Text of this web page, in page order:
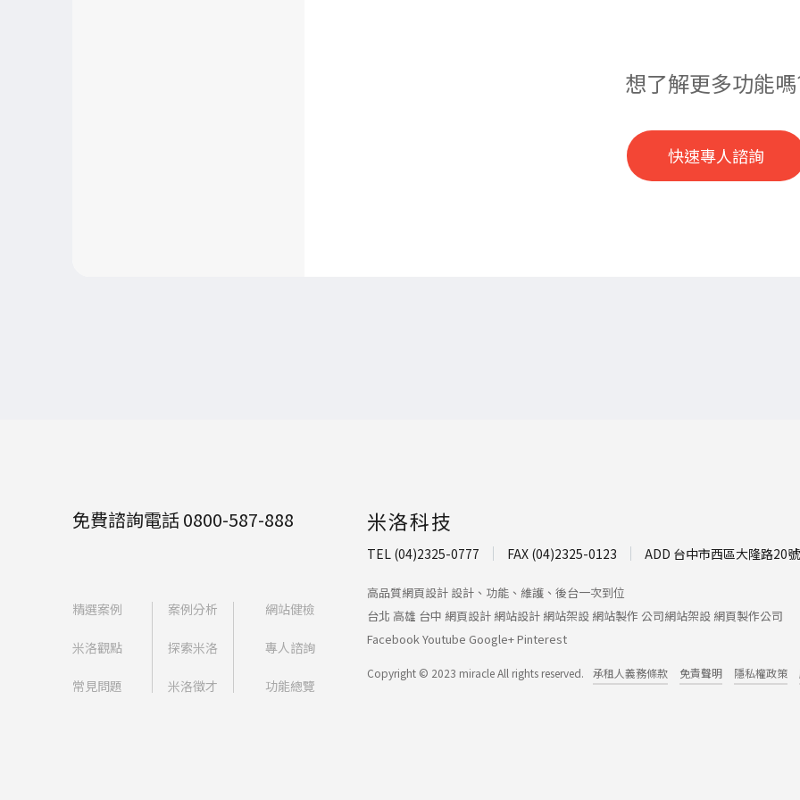
想了解更多功能
快速專人諮詢
免費諮詢電話 0800-587-888
精選案例 案例分析 網站健檢
米洛觀點 探索米洛 專人諮詢
常見問題 米洛徵才 功能總覽
米洛科技
TEL (04)2325-0777 FAX (04)2325-0123 ADD 台中市西區大隆路20
高品質網頁設計 設計、功能、維護、後台一次到位
台北 高雄 台中 網頁設計 網站設計 網站架設 網站製作 公司網站架設 網頁製作公司
FacebookYoutube Google+Pinterest
Copyright © 2023 miracle All rights reserved. 承租人義務條款 免責聲明 隱私權政策